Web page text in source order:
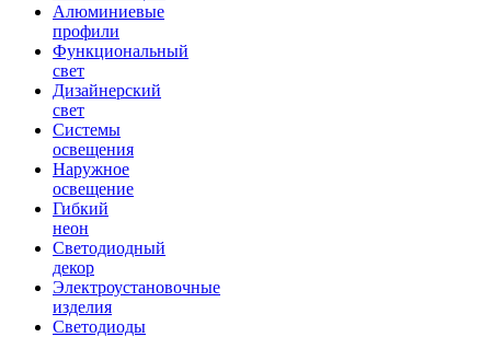
Алюминиевые
профили
Функциональный
свет
Дизайнерский
свет
Системы
освещения
Наружное
освещение
Гибкий
неон
Светодиодный
декор
Электроустановочные
изделия
Светодиоды